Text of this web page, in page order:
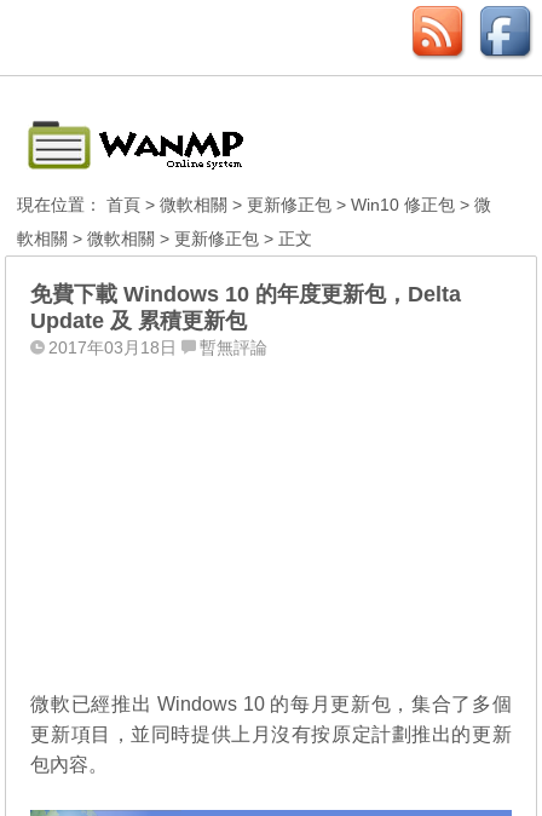
現在位置：首頁 >微軟相關 >更新修正包 >Win10 修正包 >微
軟相關 >微軟相關 >更新修正包 > 正文
免費下載 Windows 10 的年度更新包，Delta
Update 及 累積更新包
2017年03月18日 暫無評論
微軟已經推出 Windows 10 的每月更新包，集合了多個
更新項目，並同時提供上月沒有按原定計劃推出的更新
包內容。